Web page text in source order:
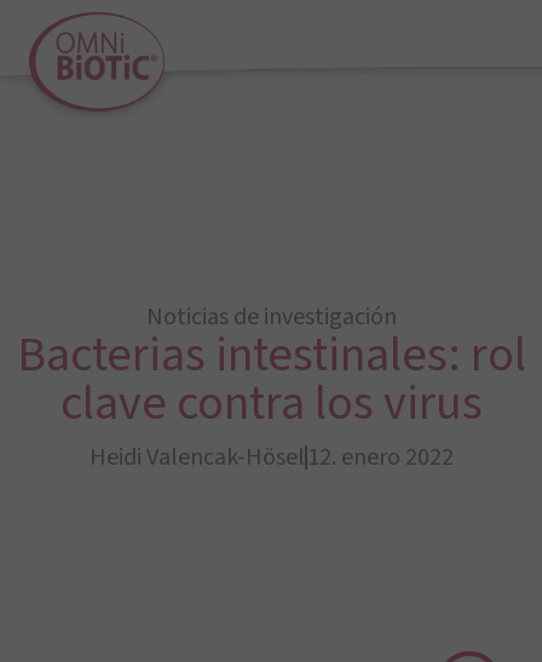
Noticias de investigación
Bacterias intestinales: rol
clave contra los virus
Heidi Valencak-Hösel 12. enero 2022